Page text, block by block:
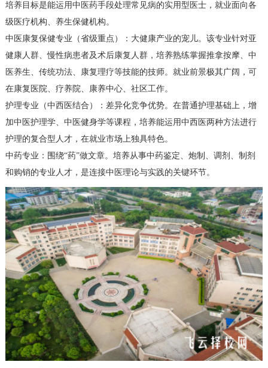
培养目标是能运用中医药手段处理常见病的实用型医士，就业面向各
级医疗机构、养生保健机构。
中医康复保健专业（省级重点）：大健康产业的宠儿。该专业针对亚
健康人群、慢性病患者及术后康复人群，培养熟练掌握推拿按摩、中
医养生、传统功法、康复理疗等技能的技师。就业前景极其广阔，可
在康复医院、疗养院、康养中心、社区工作。
护理专业（中西医结合）：差异化竞争优势。在普通护理基础上，增
加中医护理学、中医健身学等课程，培养能运用中西医两种方法进行
护理的复合型人才，在就业市场上独具特色。
中药专业：围绕“药”做文章。培养从事中药鉴定、炮制、调剂、制剂
和购销的专业人才，是连接中医理论与实践的关键环节。